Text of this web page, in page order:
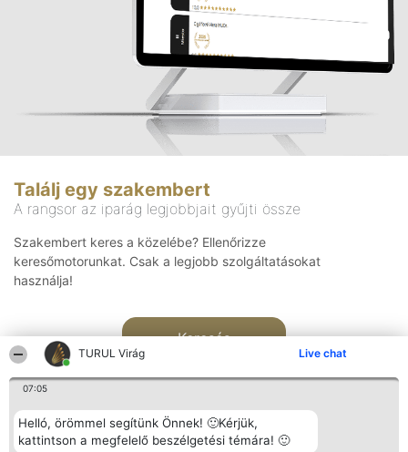
TURUL Virág Live chat
07:05
Helló, örömmel segítünk Önnek! 🙂Kérjük,
kattintson a megfelelő beszélgetési témára! 🙂
Találj egy szakembert
A rangsor az iparág legjobbjait gyűjti össze
Szakembert keres a közelébe? Ellenőrizze
keresőmotorunkat. Csak a legjobb szolgáltatásokat
használja!
Keresés